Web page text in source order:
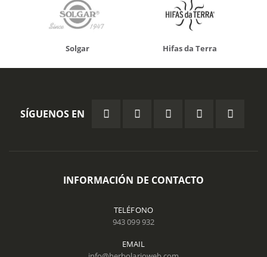
Solgar Hifas da Terra
SÍGUENOS EN
INFORMACIÓN DE CONTACTO
TELÉFONO
943 099 932
EMAIL